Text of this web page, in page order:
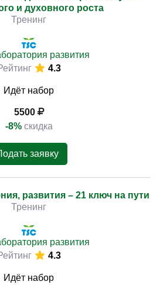
и духовного роста
Тренинг
развития
4.3
Идёт набор
5500
-8% скидка
заявку
развития – 21 ключ на пути
Тренинг
развития
4.3
Идёт набор